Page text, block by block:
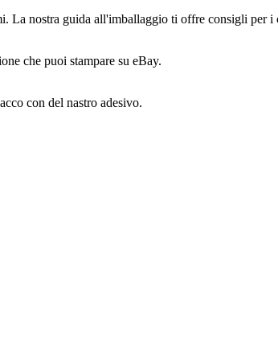
La nostra guida all'imballaggio ti offre consigli per
che puoi stampare su eBay.
con del nastro adesivo.